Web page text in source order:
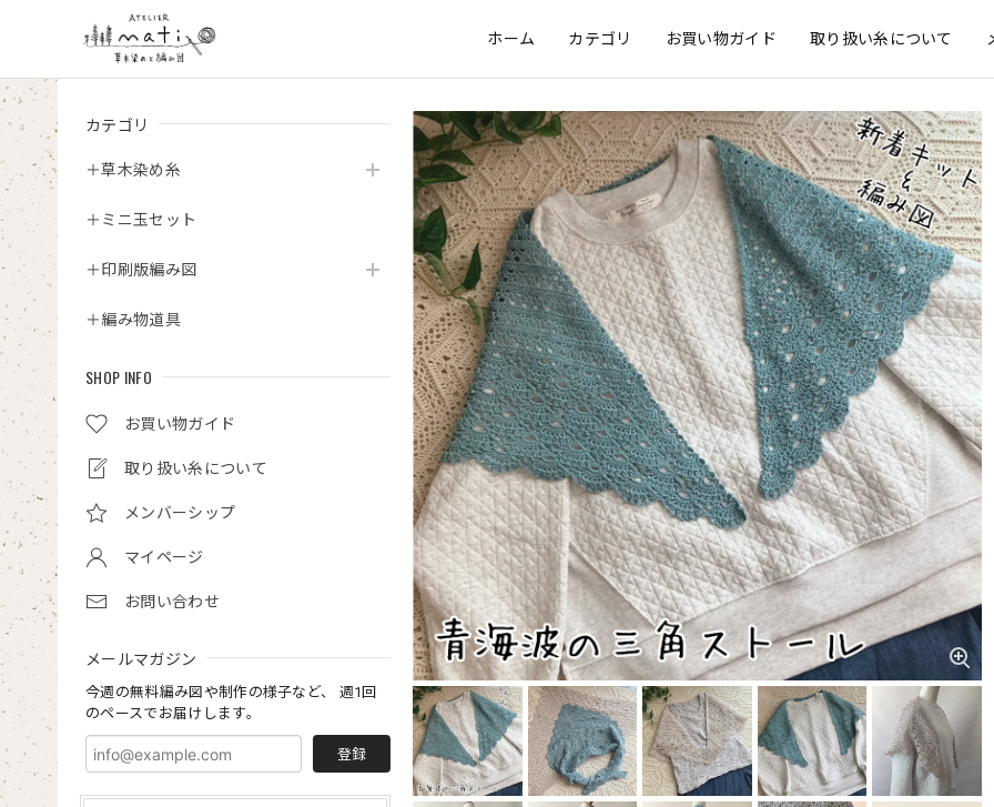
ホーム カテゴリ お買い物ガイド 取り扱い糸について
カテゴリ
＋草木染め糸
＋ミニ玉セット
＋印刷版編み図
＋編み物道具
SHOP INFO
お買い物ガイド
取り扱い糸について
メンバーシップ
マイページ
お問い合わせ
メールマガジン
今週の無料編み図や制作の様子など、 週1回
のペースでお届けします。
登録